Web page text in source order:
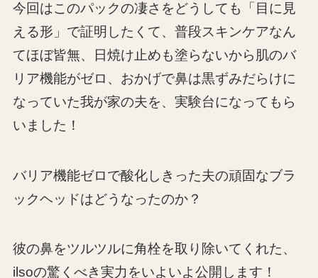
今回はこのパックの凄さをどうしても「目に見
える形」で証明したくて、普段スキンケアなん
てほぼ皆無、日焼け止めも塗らないから肌のバ
リア機能がゼロ、おかげで鼻は黒ずみだらけに
なっていた我が家の夫を、実験台になってもら
いました！
バリア機能ゼロで酸化しきった夫の頑固なブラ
ックヘッドはどうなったのか？
彼の鼻をツルツルに角栓を取り除いてくれた、
ilsoの驚くべき実力をいよいよ公開します！